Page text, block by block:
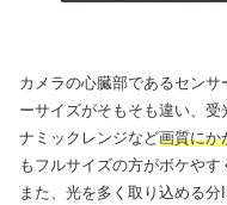
カメラの心臓部であるセン
ーサイズがそもそも違い、
ナミックレンジなど画質にか
もフルサイズの方がボケやす
また、光を多く取り込める